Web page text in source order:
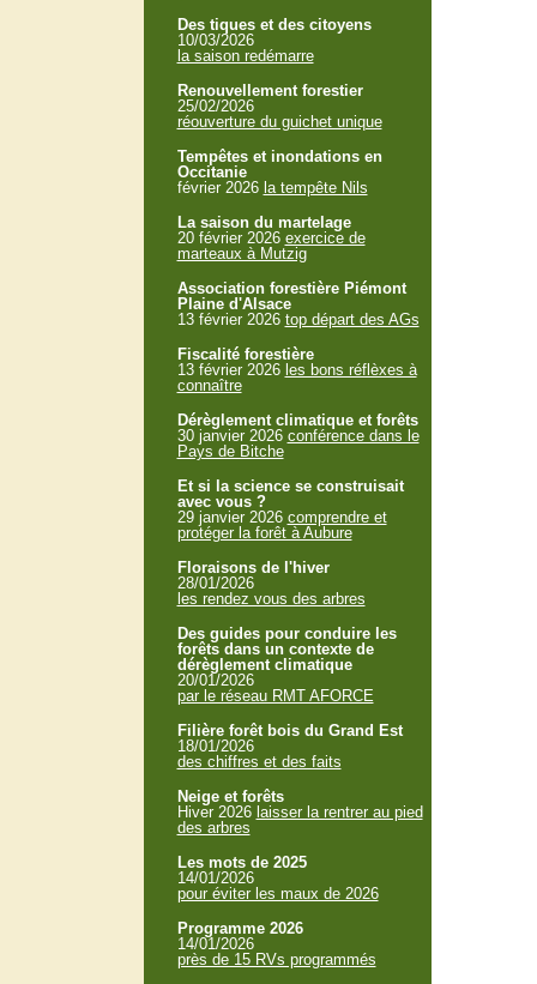
Des tiques et des citoyens
10/03/2026
la saison redémarre
Renouvellement forestier
25/02/2026
réouverture du guichet unique
Tempêtes et inondations en
Occitanie
février 2026 la tempête Nils
La saison du martelage
20 février 2026 exercice de
marteaux à Mutzig
Association forestière Piémont
Plaine d'Alsace
13 février 2026 top départ des AGs
Fiscalité forestière
13 février 2026 les bons réflèxes à
connaître
Dérèglement climatique et forêts
30 janvier 2026 conférence dans le
Pays de Bitche
Et si la science se construisait
avec vous ?
29 janvier 2026 comprendre et
protéger la forêt à Aubure
Floraisons de l'hiver
28/01/2026
les rendez vous des arbres
Des guides pour conduire les
forêts dans un contexte de
dérèglement climatique
20/01/2026
par le réseau RMT AFORCE
Filière forêt bois du Grand Est
18/01/2026
des chiffres et des faits
Neige et forêts
Hiver 2026 laisser la rentrer au pied
des arbres
Les mots de 2025
14/01/2026
pour éviter les maux de 2026
Programme 2026
14/01/2026
près de 15 RVs programmés